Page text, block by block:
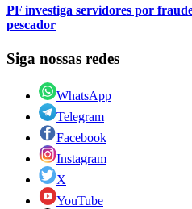
PF investiga servidores por
pescador
Siga nossas redes
WhatsApp
Telegram
Facebook
Instagram
X
YouTube